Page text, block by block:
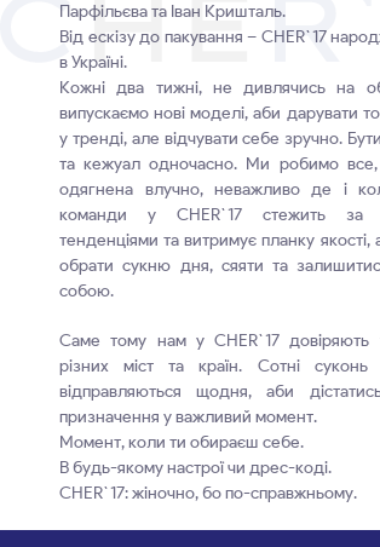
Парфільєва та Іван Кришталь.
Від ескізу до пакування – CHER`17
в Україні.
Кожні два тижні, не дивлячись на
випускаємо нові моделі, аби дарувати
у тренді, але відчувати себе зручно.
та кежуал одночасно. Ми робимо
одягнена влучно, неважливо де і
команди у CHER`17 стежить за
тенденціями та витримує планку якості,
обрати сукню дня, сяяти та
собою.
Саме тому нам у CHER`17 довіряють
різних міст та країн. Сотні суконь
відправляються щодня, аби
призначення у важливий момент.
Момент, коли ти обираєш себе.
В будь-якому настрої чи дрес-коді.
CHER`17: жіночно, бо по-справжньому.